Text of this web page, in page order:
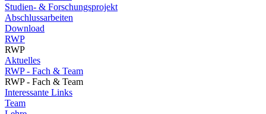
Studien- & Forschungsprojekt
Abschlussarbeiten
Download
RWP
RWP
Aktuelles
RWP - Fach & Team
RWP - Fach & Team
Interessante Links
Team